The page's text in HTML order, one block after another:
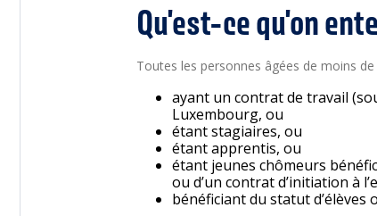
Qu'est-ce qu'on
Toutes les personnes âgées de moins
ayant un contrat de travail
Luxembourg, ou
étant stagiaires, ou
étant apprentis, ou
étant jeunes chômeurs
ou d’un contrat d’initiation à
bénéficiant du statut d’élèves